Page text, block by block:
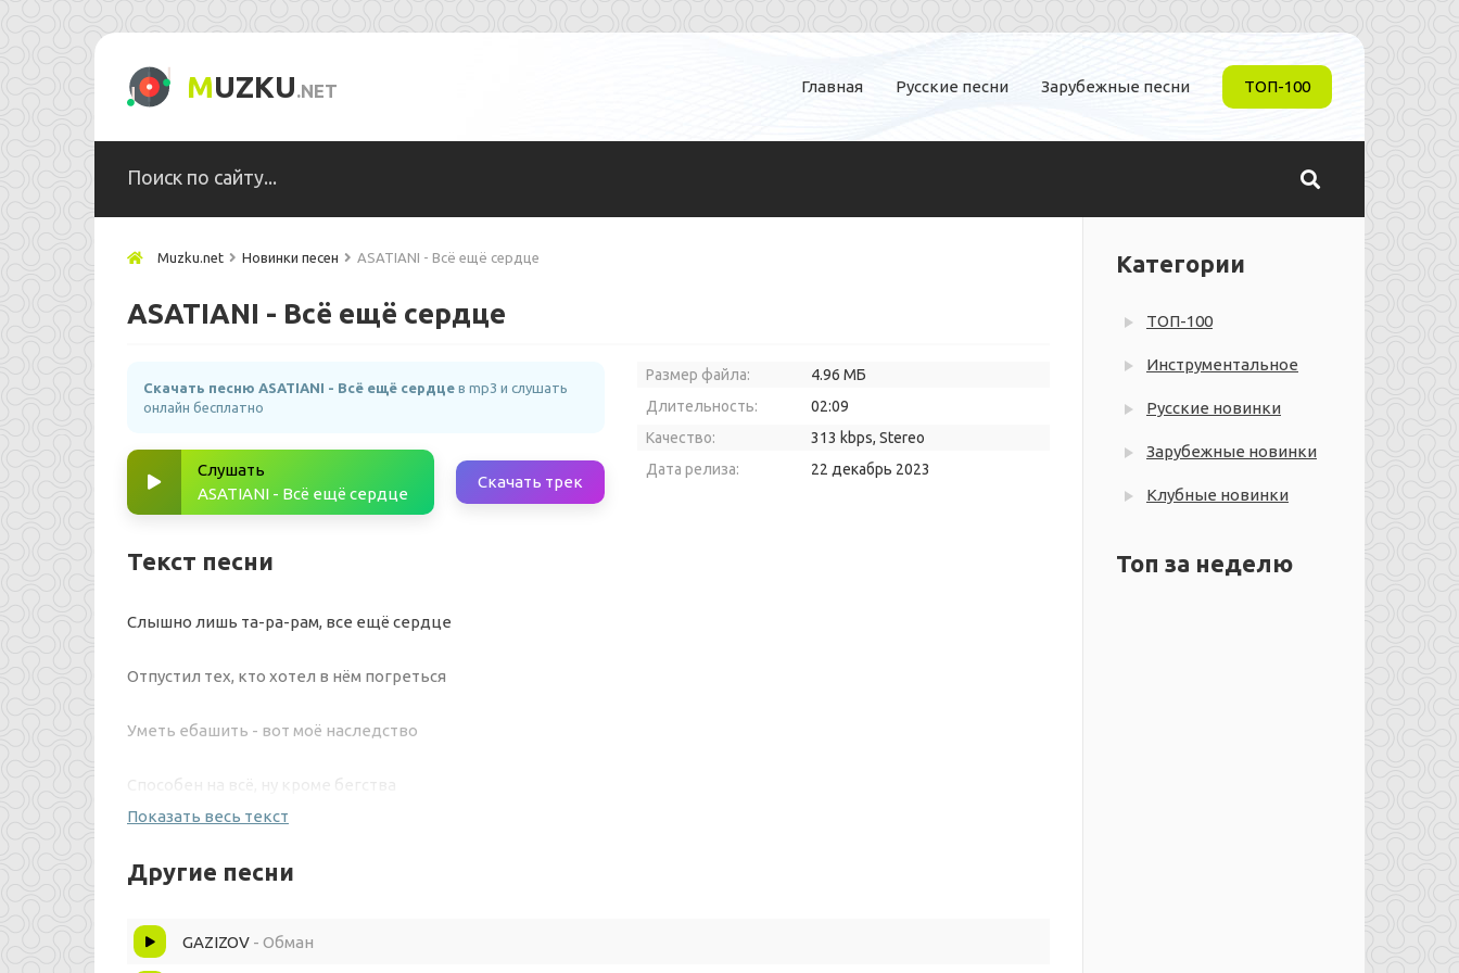
MUZKU.NET Главная Русские песни Зарубежные песни ТОП-100
Muzku.net Новинки песен ASATIANI - Всё ещё сердце
ASATIANI - Всё ещё сердце
Скачать песню ASATIANI - Всё ещё сердце в mp3 и слушать
онлайн бесплатно
Слушать
ASATIANI - Всё ещё сердце
Скачать трек
Размер файла:
4.96 МБ
Длительность:
02:09
Качество:
313 kbps, Stereo
Дата релиза:
22 декабрь 2023
Текст песни
Слышно лишь та-ра-рам, все ещё сердце
Отпустил тех, кто хотел в нём погреться
Уметь ебашить - вот моё наследство
Способен на всё, ну кроме бегства
Безжалостно рушит идея холдеев
Показать весь текст
Другие песни
GAZIZOV - Обман
Категории
ТОП-100
Инструментальное
Русские новинки
Зарубежные новинки
Клубные новинки
Топ за неделю